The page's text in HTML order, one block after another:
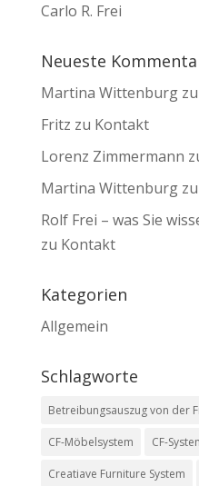
Carlo R. Frei
Neueste
Martina Wittenburgzu
Fritz zu Kontakt
Lorenz Zimmermann
Martina Wittenburgzu
Rolf Frei – was Sie
zu Kontakt
Kategorien
Allgemein
Schlagworte
Betreibungsauszug von der
CF-Möbelsystem CF-
Creatiave Furniture System